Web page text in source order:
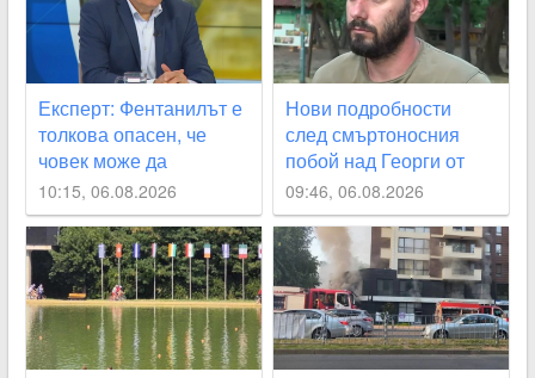
Експерт: Фентанилът е
толкова опасен, че
човек може да
предозира с няколко
зрънца
10:15, 06.08.2026
Нови подробности
след смъртоносния
побой над Георги от
Кричим
09:46, 06.08.2026